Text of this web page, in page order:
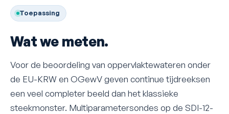
Toepassing
Wat we meten.
Voor de beoordeling van oppervlaktewateren onder
de EU-KRW en OGewV geven continue tijdreeksen
een veel completer beeld dan het klassieke
steekmonster. Multiparametersondes op de SDI-12-